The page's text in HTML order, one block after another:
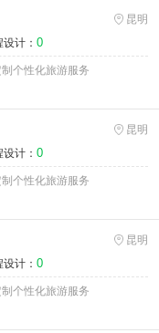
昆明
计： 0
个性化旅游服务
昆明
计： 0
个性化旅游服务
昆明
计： 0
个性化旅游服务